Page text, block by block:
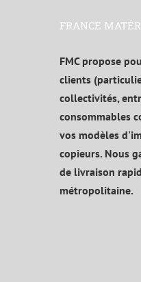
FRANCE
FMC propose
clients
collectivités,
consommables
vos modèles
copieurs. Nous
de livraison
métropolitaine.